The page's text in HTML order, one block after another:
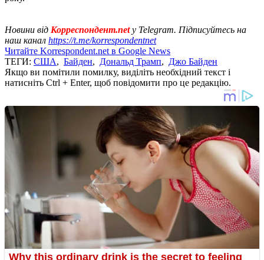
Новини від Корреспондент.netу Telegram. Підписуйтесь на
наш канал https://t.me/korrespondentnet
Читайте Korrespondent.net в Google News
ТЕГИ: США, Байден, Дональд Трамп, Джо Байден
Якщо ви помітили помилку, виділіть необхідний текст і
натисніть Ctrl + Enter, щоб повідомити про це редакцію.